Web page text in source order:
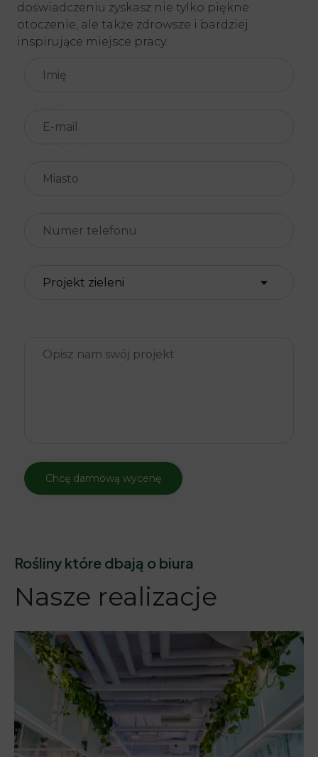
doświadczeniu zyskasz nie tylko piękne
otoczenie, ale także zdrowsze i bardziej
inspirujące miejsce pracy.
Rośliny które dbają o biura
Nasze realizacje